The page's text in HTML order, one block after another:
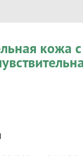
кожа